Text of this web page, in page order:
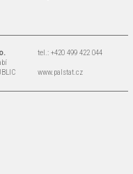
tel.: +420 499 422 044
www.palstat.cz